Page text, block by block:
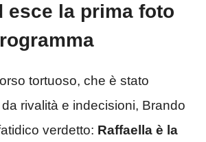
esce la prima foto
tortuoso, che è stato
rivalità e indecisioni, Brando
verdetto: Raffaella è la